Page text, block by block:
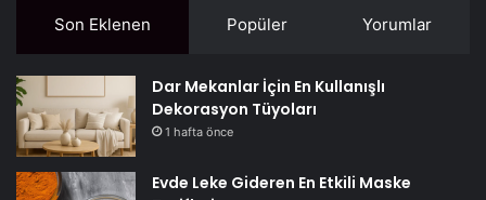
Son Eklenen Popüler Yorumlar
Dar Mekanlar İçin En Kullanışlı
Dekorasyon Tüyoları
1 hafta önce
Evde Leke Gideren En Etkili Maske